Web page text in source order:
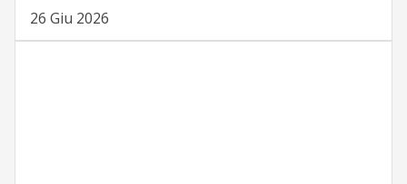
26 Giu 2026